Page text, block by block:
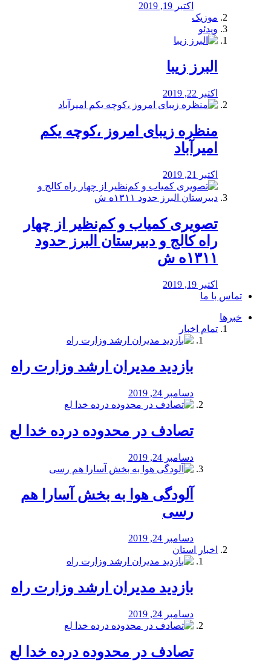
اکتبر 19, 2019
موزیک
ویدئو
البرز زیبا
اکتبر 22, 2019
منظره‌‌ زیبای امروز ،کوچه یکم
امیرآباد
اکتبر 21, 2019
️تصویری کمیاب و کم‌نظیر از چهار
راه كالج و دبيرستان البرز حدود
۱۳۱۱ه ش
اکتبر 19, 2019
تماس با ما
خبرها
تمام اخبار
بازدید مدیران ارشد وزارت راه
دسامبر 24, 2019
تصادف در محدوده درده خدا لع
دسامبر 24, 2019
آلودگی هوا به بخش آسارا هم
رسی
دسامبر 24, 2019
اخبار استان
بازدید مدیران ارشد وزارت راه
دسامبر 24, 2019
تصادف در محدوده درده خدا لع